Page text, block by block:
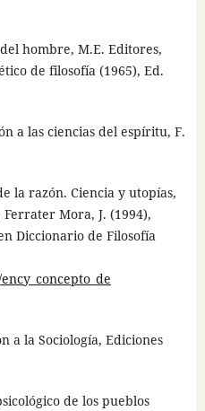
hombre, M.E. Editores,
de filosofía (1965), Ed.
a las ciencias del espíritu, F.
la razón. Ciencia y utopías,
Mora, J. (1994),
Diccionario de Filosofía
a la Sociología, Ediciones
de los pueblos